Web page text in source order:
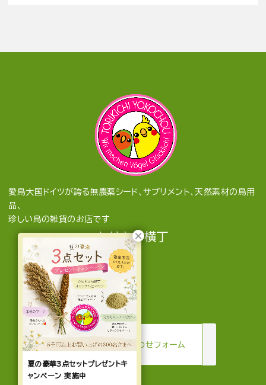
愛鳥大国ドイツが誇る無農薬シード、サプリメント、天然素材の鳥用
品、
珍しい鳥の雑貨のお店です
とりきち横丁
mail お問い合わせフォーム
夏の豪華3点セットプレゼントキ
ャンペーン 実施中